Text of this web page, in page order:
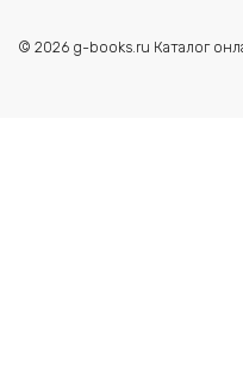
© 2026 g-books.ru Каталог